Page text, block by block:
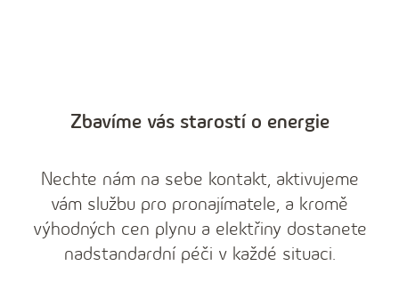
Pronajímáte byt?
Získejte prémiové služby
To mě zajímá
Zbavíme vás starostí o energie
Nechte nám na sebe kontakt, aktivujeme
vám službu pro pronajímatele, a kromě
výhodných cen plynu a elektřiny dostanete
nadstandardní péči v každé situaci.